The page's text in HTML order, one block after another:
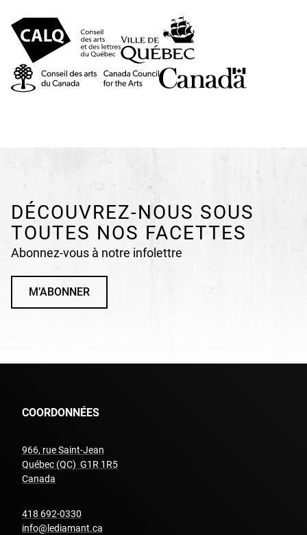
DÉCOUVREZ-NOUS SOUS
TOUTES NOS FACETTES
Abonnez-vous à notre infolettre
M’ABONNER
COORDONNÉES
966, rue Saint-Jean
Québec (QC) G1R 1R5
Canada
418 692-0330
info@lediamant.ca